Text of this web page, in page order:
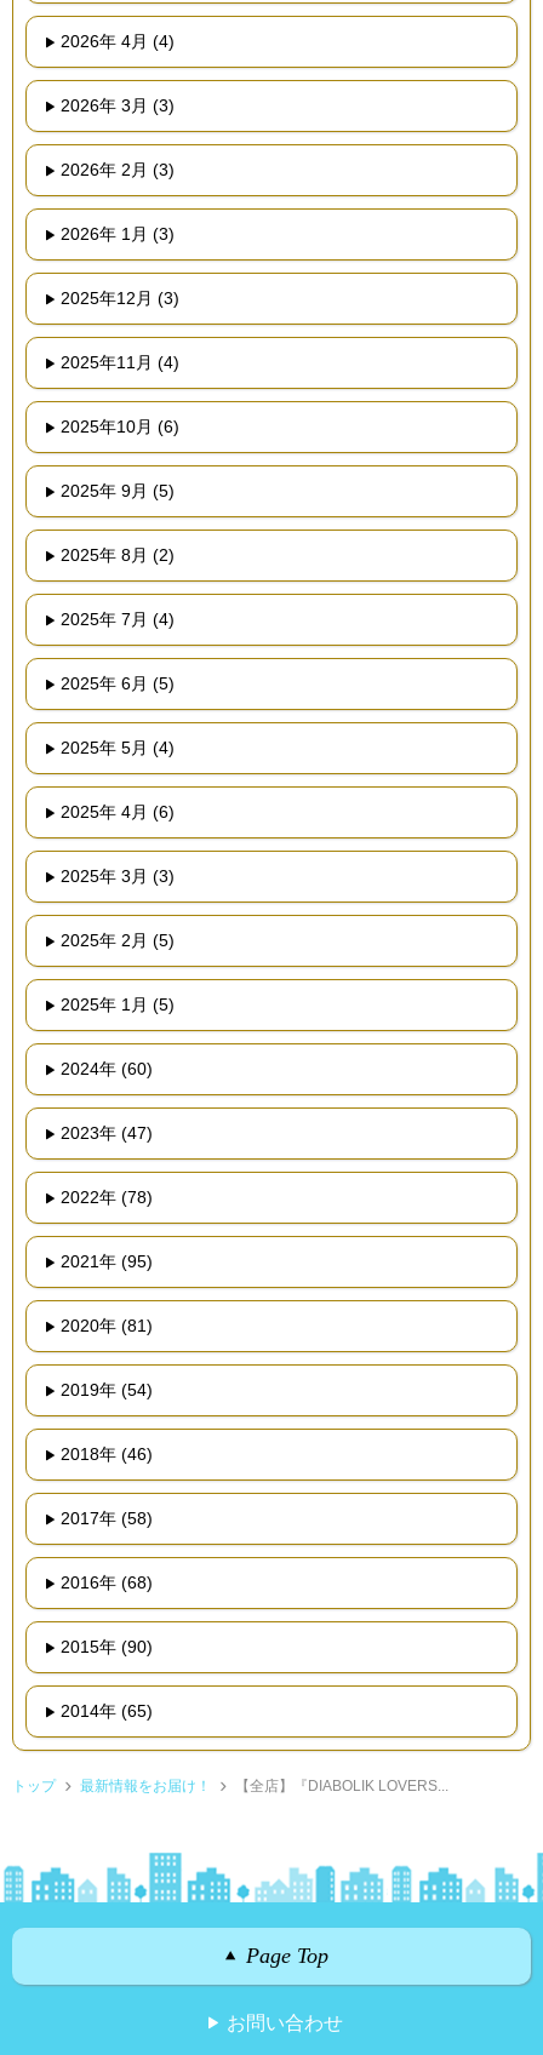
2026年 4月 (4)
2026年 3月 (3)
2026年 2月 (3)
2026年 1月 (3)
2025年12月 (3)
2025年11月 (4)
2025年10月 (6)
2025年 9月 (5)
2025年 8月 (2)
2025年 7月 (4)
2025年 6月 (5)
2025年 5月 (4)
2025年 4月 (6)
2025年 3月 (3)
2025年 2月 (5)
2025年 1月 (5)
2024年 (60)
2023年 (47)
2022年 (78)
2021年 (95)
2020年 (81)
2019年 (54)
2018年 (46)
2017年 (58)
2016年 (68)
2015年 (90)
2014年 (65)
トップ 最新情報をお届け！ 【全店】『DIABOLIK LOVERS...
Page Top
お問い合わせ